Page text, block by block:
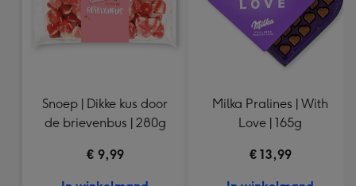
Snoep | Dikke kus door
de brievenbus | 280g
€ 9,99
Milka Pralines | With
Love | 165g
€ 13,99